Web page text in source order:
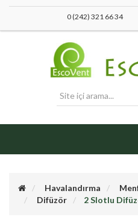
0 (242) 321 66 34
Havalandırma
Difüzör
2 Slotlu